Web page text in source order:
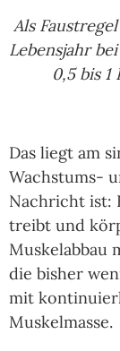
Als
Lebensjahr
0,5 bis
Das liegt am
Wachstums-
Nachricht ist:
treibt und
Muskelabbau
die bisher
mit
Muskelmasse.